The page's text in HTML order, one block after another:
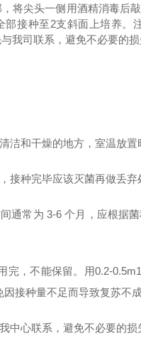
将尖头一侧用酒精消毒后
部接种至2支斜面上培养
我司联系，避免不必要的损
洁和干燥的地方，室温放置
接种完毕应该灭菌再做丢弃
通常为 3-6 个月，应根据
完，不能保留。用0.2-
接种量不足而导致复苏不成
中心联系，避免不必要的损